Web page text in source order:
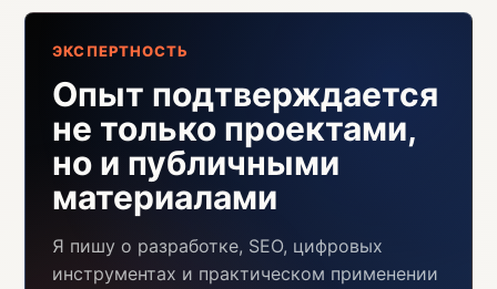
ЭКСПЕРТНОСТЬ
Опыт подтверждается
не только проектами,
но и публичными
материалами
Я пишу о разработке, SEO, цифровых
инструментах и практическом применении